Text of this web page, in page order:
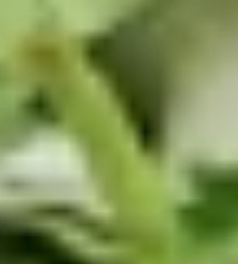
hausgemachten Grillsaucen, Burger
und entdecke, wie einfach es ist,
Produkten den Geschmack deiner
Bestelle noch heute deine
online und lass dich von der
unserer Produkte überzeugen.
Geschmack der Natur – mit
Bio-Saucen.